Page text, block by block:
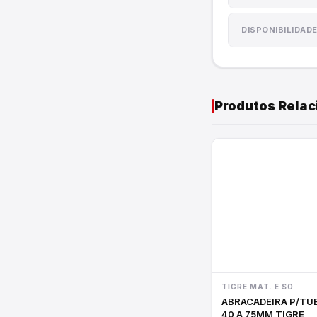
DISPONIBILIDADE
Produtos
TIGRE MAT. E SO
ABRACADEIRA P/TUBOS
40 A 75MM TIGRE